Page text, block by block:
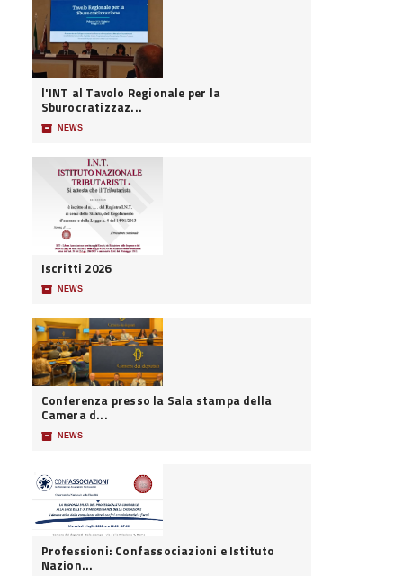
l'INT al Tavolo Regionale per la
Sburocratizzaz...
📦 NEWS
Iscritti 2026
📦 NEWS
Conferenza presso la Sala stampa della
Camera d...
📦 NEWS
Professioni: Confassociazioni e Istituto
Nazion...